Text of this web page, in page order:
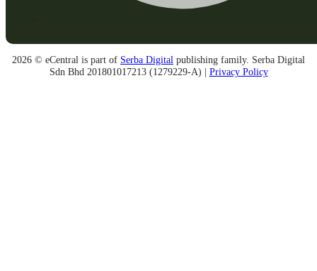
2026 © eCentral is part of Serba Digital publishing family. Serba Digital
Sdn Bhd 201801017213 (1279229-A) | Privacy Policy